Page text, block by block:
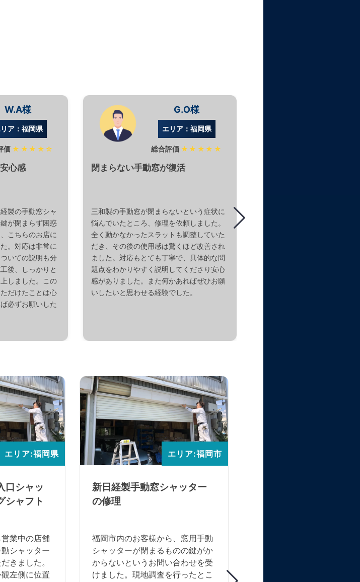
W.A様
ア：福岡県
価 ★★★★☆
心感
製の手動窓シャ
が閉まらず困惑
こちらのお店に
。対応は非常に
いての説明も分
後、しっかりと
しました。この
だけたことは心
必ずお願いした
G.O様
エリア：福岡県
総合評価 ★★★★★
閉まらない手動窓が復活
三和製の手動窓が閉まらないという症状に
悩んでいたところ、修理を依頼しました。
全く動かなかったスラットも調整していた
だき、その後の使用感は驚くほど改善され
ました。対応もとても丁寧で、具体的な問
題点をわかりやすく説明してくださり安心
感がありました。また何かあればぜひお願
いしたいと思わせる経験でした。
エリア:福岡県
口シャッ
シャフト
業中の店舗
シャッター
きました。
左側に位置
エリア:福岡市
新日経製手動窓シャッター
の修理
福岡市内のお客様から、窓用手動
シャッターが閉まるものの鍵がか
からないというお問い合わせを受
けました。現地調査を行ったとこ